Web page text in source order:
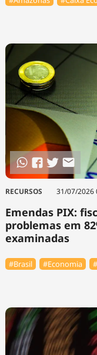
RECURSOS 31/07/2026
Emendas PIX:
problemas em
examinadas
#Brasil #Economia